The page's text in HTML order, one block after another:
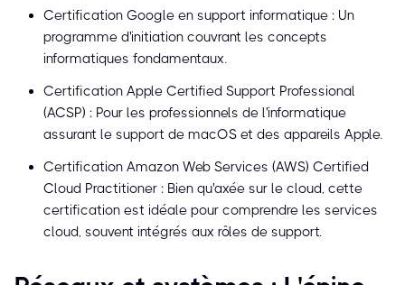
Certification Google en support informatique : Un
programme d'initiation couvrant les concepts
informatiques fondamentaux.
Certification Apple Certified Support Professional
(ACSP) : Pour les professionnels de l'informatique
assurant le support de macOS et des appareils Apple.
Certification Amazon Web Services (AWS) Certified
Cloud Practitioner : Bien qu'axée sur le cloud, cette
certification est idéale pour comprendre les services
cloud, souvent intégrés aux rôles de support.